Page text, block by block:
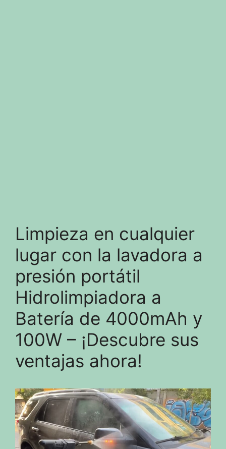
Limpieza en cualquier
lugar con la lavadora a
presión portátil
Hidrolimpiadora a
Batería de 4000mAh y
100W – ¡Descubre sus
ventajas ahora!